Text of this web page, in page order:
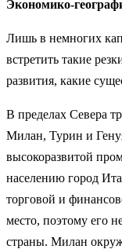
Экономико-
Лишь в немногих
встретить такие
развития, какие
В пределах Севера
Милан, Турин и
высокоразвитой
населению город
торговой и
место, поэтому его
страны. Милан